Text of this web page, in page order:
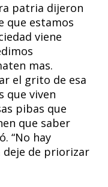
patria dijeron
que estamos
viene
mas.
el grito de esa
que viven
pibas que
que saber
“No hay
deje de priorizar